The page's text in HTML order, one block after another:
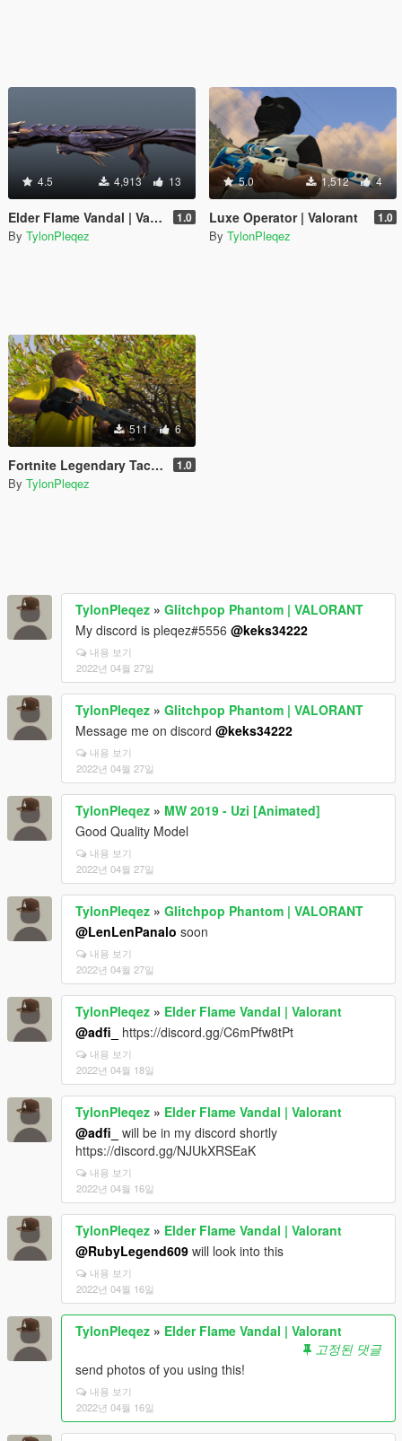
4.5 4,913 13
Elder Flame Vandal | Valorant 1.0
By TylonPleqez
5.0 1,512 4
Luxe Operator | Valorant 1.0
By TylonPleqez
511 6
Fortnite Legendary Tactical Shotgun [Animated] v1.0 1.0
By TylonPleqez
TylonPleqez » Glitchpop Phantom | VALORANT
My discord is pleqez#5556 @keks34222
내용 보기
2022년 04월 27일
TylonPleqez » Glitchpop Phantom | VALORANT
Message me on discord @keks34222
내용 보기
2022년 04월 27일
TylonPleqez » MW 2019 - Uzi [Animated]
Good Quality Model
내용 보기
2022년 04월 27일
TylonPleqez » Glitchpop Phantom | VALORANT
@LenLenPanalo soon
내용 보기
2022년 04월 27일
TylonPleqez » Elder Flame Vandal | Valorant
@adfi_
https://discord.gg/C6mPfw8tPt
내용 보기
2022년 04월 18일
TylonPleqez » Elder Flame Vandal | Valorant
@adfi_
will be in my discord shortly
https://discord.gg/NJUkXRSEaK
내용 보기
2022년 04월 16일
TylonPleqez » Elder Flame Vandal | Valorant
@RubyLegend609 will look into this
내용 보기
2022년 04월 16일
TylonPleqez » Elder Flame Vandal | Valorant
고정된 댓글
send photos of you using this!
내용 보기
2022년 04월 16일